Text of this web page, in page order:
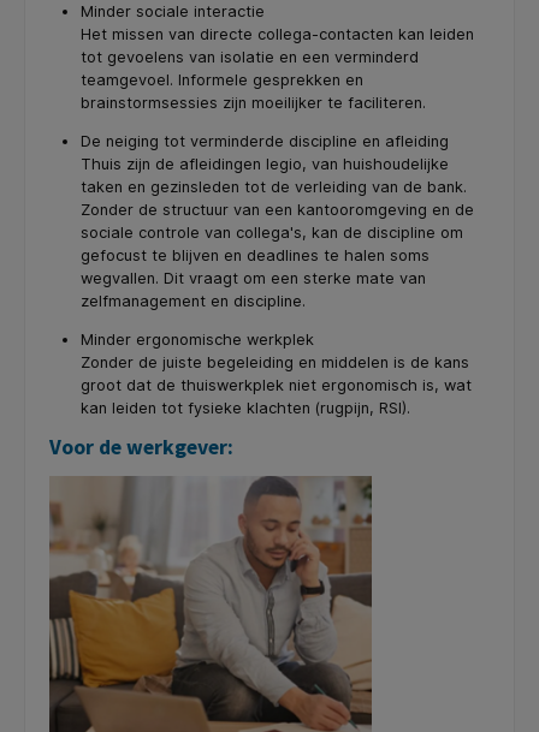
Minder sociale interactie
Het missen van directe collega-contacten kan leiden
tot gevoelens van isolatie en een verminderd
teamgevoel. Informele gesprekken en
brainstormsessies zijn moeilijker te faciliteren.
De neiging tot verminderde discipline en afleiding
Thuis zijn de afleidingen legio, van huishoudelijke
taken en gezinsleden tot de verleiding van de bank.
Zonder de structuur van een kantooromgeving en de
sociale controle van collega's, kan de discipline om
gefocust te blijven en deadlines te halen soms
wegvallen. Dit vraagt om een sterke mate van
zelfmanagement en discipline.
Minder ergonomische werkplek
Zonder de juiste begeleiding en middelen is de kans
groot dat de thuiswerkplek niet ergonomisch is, wat
kan leiden tot fysieke klachten (rugpijn, RSI).
Voor de werkgever: